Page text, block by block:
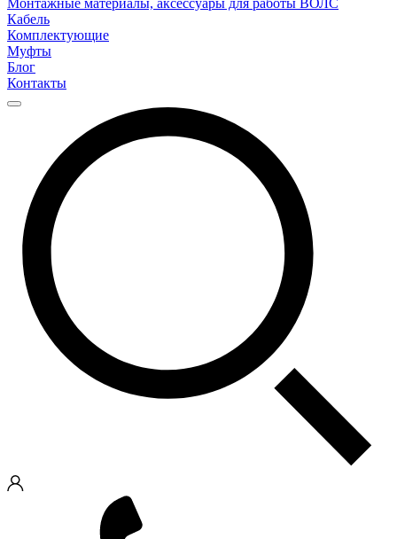
Монтажные материалы, аксессуары для работы ВОЛС
Кабель
Комплектующие
Муфты
Блог
Контакты